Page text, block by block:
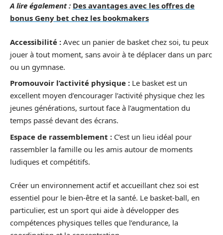
A lire également : Des avantages avec les offres de
bonus Geny bet chez les bookmakers
Accessibilité : Avec un panier de basket chez soi, tu peux
jouer à tout moment, sans avoir à te déplacer dans un parc
ou un gymnase.
Promouvoir l’activité physique : Le basket est un
excellent moyen d’encourager l’activité physique chez les
jeunes générations, surtout face à l’augmentation du
temps passé devant des écrans.
Espace de rassemblement : C’est un lieu idéal pour
rassembler la famille ou les amis autour de moments
ludiques et compétitifs.
Créer un environnement actif et accueillant chez soi est
essentiel pour le bien-être et la santé. Le basket-ball, en
particulier, est un sport qui aide à développer des
compétences physiques telles que l’endurance, la